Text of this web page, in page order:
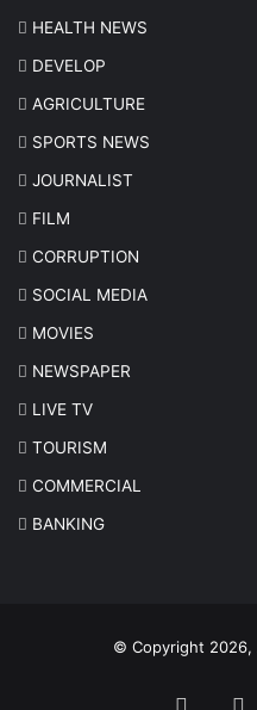
HEALTH NEWS
DEVELOP
AGRICULTURE
SPORTS NEWS
JOURNALIST
FILM
CORRUPTION
SOCIAL MEDIA
MOVIES
NEWSPAPER
LIVE TV
TOURISM
COMMERCIAL
BANKING
© Copyright 2026,